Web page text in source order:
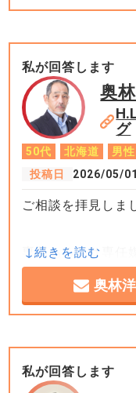
私が回答します
奥
グ
50代 北海道 男性
投稿日
2026/05/01
ご相談を拝見しま
専属あるいは専任
あれば、レインズ
るいは「公開前」
したのであれば、
う。
奥林
私が回答します